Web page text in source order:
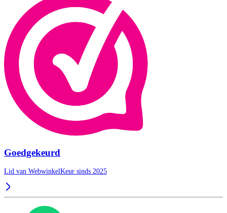
Goedgekeurd
Lid van WebwinkelKeur sinds 2025